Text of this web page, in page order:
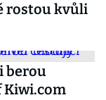
rostou kvůli
berou
Kiwi.com